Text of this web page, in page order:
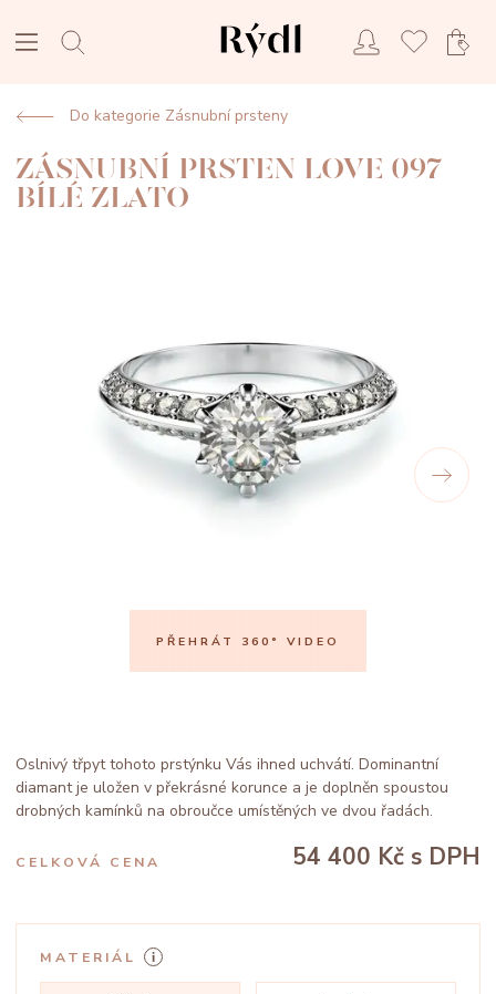
Do kategorie Zásnubní prsteny
ZÁSNUBNÍ PRSTEN LOVE 097
BÍLÉ ZLATO
PŘEHRÁT 360° VIDEO
Oslnivý třpyt tohoto prstýnku Vás ihned uchvátí. Dominantní
diamant je uložen v překrásné korunce a je doplněn spoustou
drobných kamínků na obroučce umístěných ve dvou řadách.
CELKOVÁ CENA 54 400 Kč s DPH
MATERIÁL